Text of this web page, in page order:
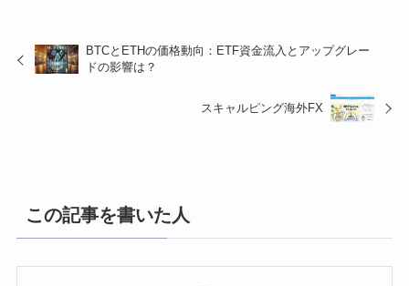
BTCとETHの価格動向：ETF資金流入とアップグレー
ドの影響は？
スキャルピング海外FX
この記事を書いた人